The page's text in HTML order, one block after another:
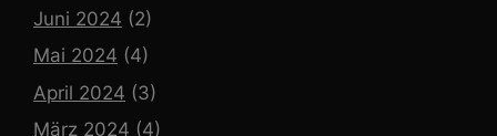
Juni 2024 (2)
Mai 2024 (4)
April 2024 (3)
März 2024 (4)